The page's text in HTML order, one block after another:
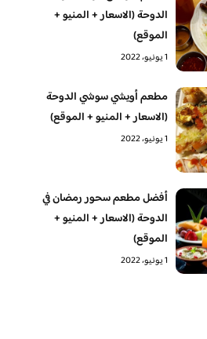
الدوحة (الاسعار + المنيو +
الموقع)
1 يونيو، 2022
مطعم أويشي سوشي الدوحة
(الاسعار + المنيو + الموقع)
1 يونيو، 2022
أفضل مطعم سحور رمضان في
الدوحة (الاسعار + المنيو +
الموقع)
1 يونيو، 2022